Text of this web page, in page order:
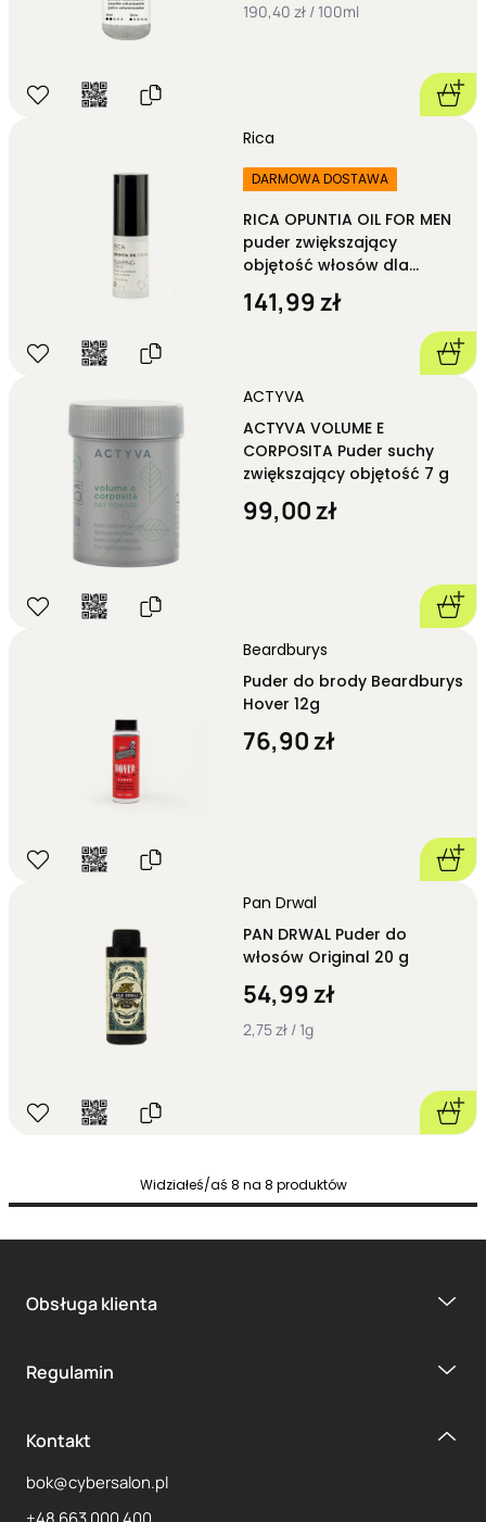
190,40 zł / 100ml
Rica
DARMOWA DOSTAWA
RICA OPUNTIA OIL FOR MEN
puder zwiększający
objętość włosów dla
mężczyzn Plumping Powder
7,5 g
141,99 zł
ACTYVA
ACTYVA VOLUME E
CORPOSITA Puder suchy
zwiększający objętość 7 g
99,00 zł
Beardburys
Puder do brody Beardburys
Hover 12g
76,90 zł
Pan Drwal
PAN DRWAL Puder do
włosów Original 20 g
54,99 zł
2,75 zł / 1g
Widziałeś/aś 8 na 8 produktów
Obsługa klienta
Regulamin
Kontakt
bok@cybersalon.pl
+48 663 000 400